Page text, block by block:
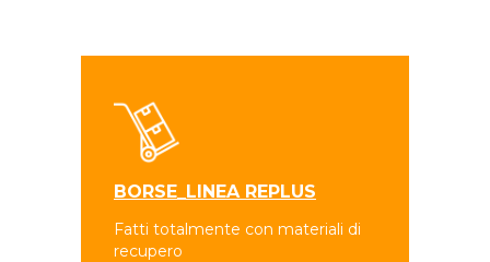
BORSE_LINEA REPLUS
Fatti totalmente con materiali di
recupero